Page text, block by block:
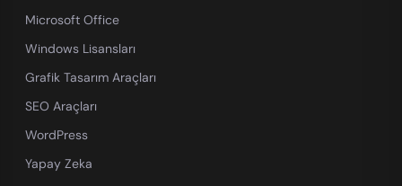
Microsoft Office
Windows Lisansları
Grafik Tasarım Araçları
SEO Araçları
WordPress
Yapay Zeka